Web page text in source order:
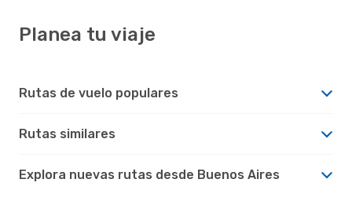
Planea tu viaje
Rutas de vuelo populares
Rutas similares
Explora nuevas rutas desde Buenos Aires